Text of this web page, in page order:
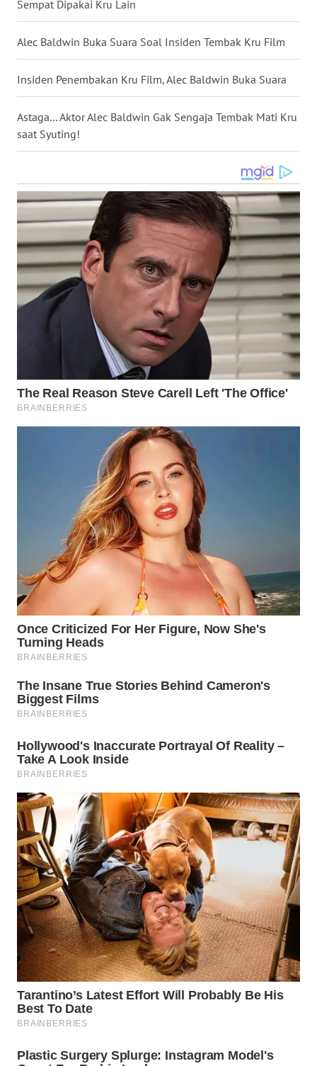
Sempat Dipakai Kru Lain
Alec Baldwin Buka Suara Soal Insiden Tembak Kru Film
Insiden Penembakan Kru Film, Alec Baldwin Buka Suara
Astaga… Aktor Alec Baldwin Gak Sengaja Tembak Mati Kru
saat Syuting!
JOGJA
WN
JATIM
BALI
WN
KALBAR
WN
KALTENG
KALSEL
WN
GORONTALO
WN
WN
MALUKU
WN
MALUT
WN
DAIRI
WN
DANAU
TOBA
WN
NIAS
WN
LANGKAT
WN
TAPANULI
SELATAN
TANJUNG